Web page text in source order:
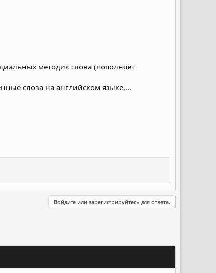
методик слова (пополняет
слова на английском языке,...
Войдите или зарегистрируйтесь для ответа.